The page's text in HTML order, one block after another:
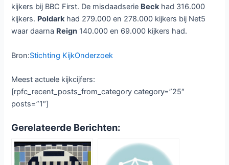
kijkers bij BBC First. De misdaadserie Beckhad 316.000
kijkers. Poldarkhad 279.000 en 278.000 kijkers bij Net5
waar daarna Reign 140.000 en 69.000 kijkers had.
Bron:Stichting KijkOnderzoek
Meest actuele kijkcijfers:
[rpfc_recent_posts_from_category category=”25″
posts=”1″]
Gerelateerde Berichten: